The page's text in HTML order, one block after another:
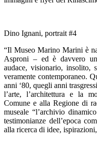
Dino Ignani, portrait #4
“Il Museo Marino Marini è
Asproni – ed è davvero un
audace, visionario, insolito,
veramente contemporaneo.
anni ‘80, quegli anni
l’arte, l’architettura e la
Comune e alla Regione di
museale “l’archivio
testimonianze dell’epoca
alla ricerca di idee,